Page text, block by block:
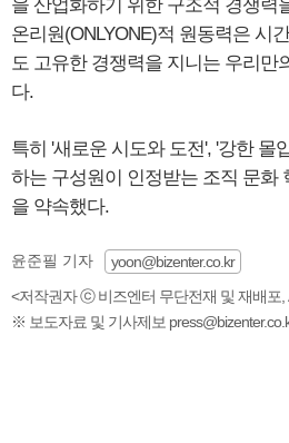
을 산업화하기 위한 구조적 경쟁력
온리원(ONLYONE)적 원동력은 시
도 고유한 경쟁력을 지니는 우리만
다.
특히 '새로운 시도와 도전', '강한 몰
하는 구성원이 인정받는 조직 문화
을 약속했다.
윤준필 기자
yoon@bizenter.co.kr
<저작권자 ⓒ 비즈엔터 무단전재 및 재배포,
※ 보도자료 및 기사제보